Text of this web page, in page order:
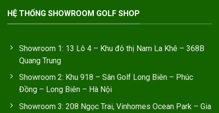
HỆ THỐNG SHOWROOM GOLF SHOP
Showroom 1: 13 Lô 4 – Khu đô thị Nam La Khê – 368B
Quang Trung
Showroom 2: Khu 918 – Sân Golf Long Biên – Phúc
Đồng – Long Biên – Hà Nội
Showroom 3: 208 Ngọc Trai, Vinhomes Ocean Park – Gia